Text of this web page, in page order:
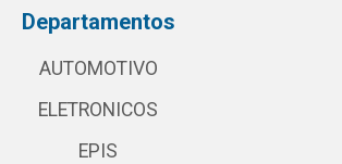
Departamentos
AUTOMOTIVO
ELETRONICOS
EPIS